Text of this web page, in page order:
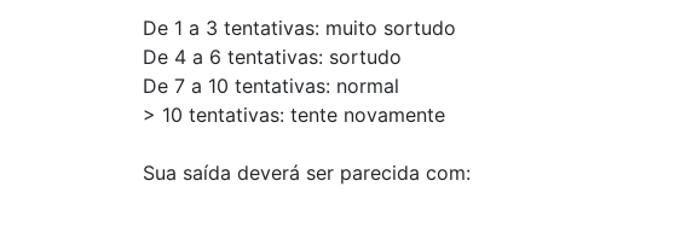
De 1 a 3 tentativas: muito sortudo
De 4 a 6 tentativas: sortudo
De 7 a 10 tentativas: normal
> 10 tentativas: tente novamente
Sua saída deverá ser parecida com: